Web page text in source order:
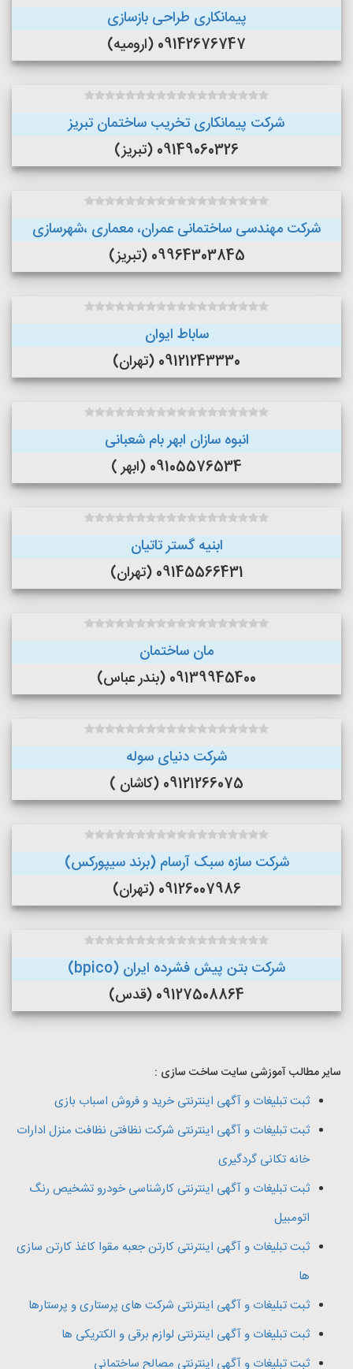
پیمانکاری طراحی بازسازی
09142676747 (ارومیه)
شرکت پیمانکاری تخریب ساختمان تبریز
09149060326 (تبریز)
شرکت مهندسی ساختمانی عمران، معماری ،شهرسازی
09964303845 (تبریز)
ساباط ایوان
09121243330 (تهران)
انبوه سازان ابهر بام شعبانی
09105576534 (ابهر )
ابنیه گستر تاتیان
09145566431 (تهران)
مان ساختمان
09139945400 (بندر عباس)
شرکت دنیای سوله
09121266075 (کاشان )
شرکت سازه سبک آرسام (برند سیپورکس)
09126007986 (تهران)
شرکت بتن پیش فشرده ایران (bpico)
09127508864 (قدس)
سایر مطالب آموزشی سایت ساخت سازی :
ثبت تبلیغات و آگهی اینترنتی خرید و فروش اسباب بازی
ثبت تبلیغات و آگهی اینترنتی شرکت نظافتی نظافت منزل ادارات
خانه تکانی گردگیری
ثبت تبلیغات و آگهی اینترنتی کارشناسی خودرو تشخیص رنگ
اتومبیل
ثبت تبلیغات و آگهی اینترنتی کارتن جعبه مقوا کاغذ کارتن سازی
ها
ثبت تبلیغات و آگهی اینترنتی شرکت های پرستاری و پرستارها
ثبت تبلیغات و آگهی اینترنتی لوازم برقی و الکتریکی ها
ثبت تبلیغات و آگهی اینترنتی مصالح ساختمانی